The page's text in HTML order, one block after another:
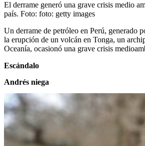
El derrame generó una grave crisis medio
país. Foto: foto: getty images
Un derrame de petróleo en Perú, generado
la erupción de un volcán en Tonga, un
Oceanía, ocasionó una grave crisis
Escándalo
Andrés niega